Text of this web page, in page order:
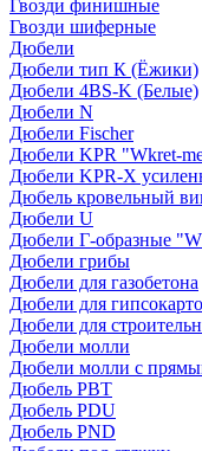
Гвозди финишные
Гвозди шиферные
Дюбели
Дюбели тип К (Ёжики)
Дюбели 4BS-K (Белые)
Дюбели N
Дюбели Fischer
Дюбели KPR "Wkret-
Дюбели KPR-Х
Дюбель кровельный
Дюбели U
Дюбели Г-образные
Дюбели грибы
Дюбели для газобетона
Дюбели для
Дюбели для
Дюбели молли
Дюбели молли с
Дюбель PBT
Дюбель PDU
Дюбель PND